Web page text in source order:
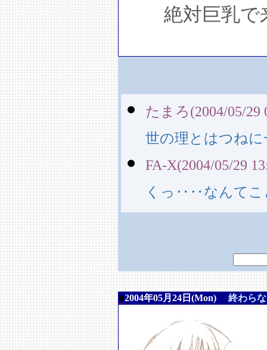
絶対巨乳で
たまろ(2004/05/29
世の理とはつね
FA-X(2004/05/29
くっ‥‥なんてこ
■2004年05月24日(Mon) 終わら